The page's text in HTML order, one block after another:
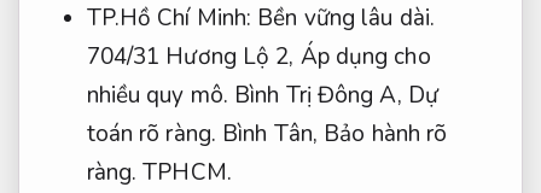
TP.Hồ Chí Minh: Bền vững lâu dài.
704/31 Hương Lộ 2, Áp dụng cho
nhiều quy mô. Bình Trị Đông A, Dự
toán rõ ràng. Bình Tân, Bảo hành rõ
ràng. TPHCM.